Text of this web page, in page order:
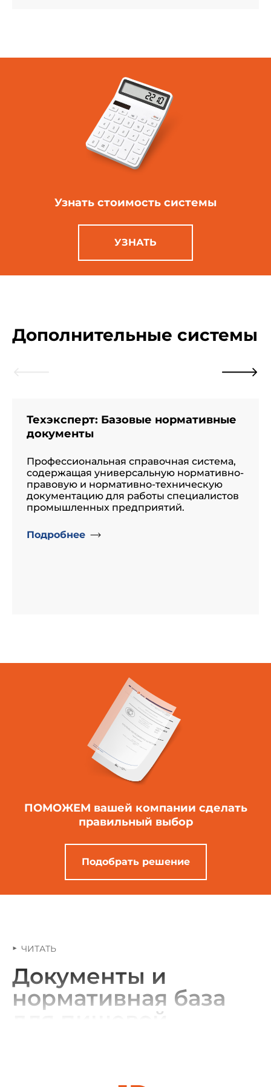
Узнать стоимость системы
УЗНАТЬ
Дополнительные системы
Техэксперт: Базовые нормативные
документы
Профессиональная справочная система,
содержащая универсальную нормативно-
правовую и нормативно-техническую
документацию для работы специалистов
промышленных предприятий.
Подробнее
ПОМОЖЕМ вашей компании сделать
правильный выбор
Подобрать решение
ЧИТАТЬ
Документы и
нормативная база
для пищевой
это профессиональный справочно-информационный